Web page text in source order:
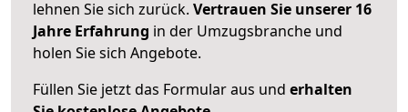
lehnen Sie sich zurück. Vertrauen Sie unserer 16
Jahre Erfahrung in der Umzugsbranche und
holen Sie sich Angebote.
Füllen Sie jetzt das Formular aus und erhalten